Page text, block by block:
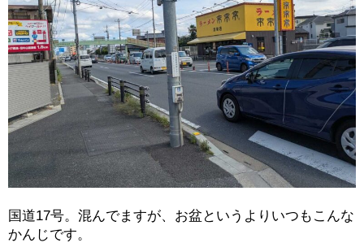
国道17号。混んでますが、お盆というよりいつもこんな
かんじです。